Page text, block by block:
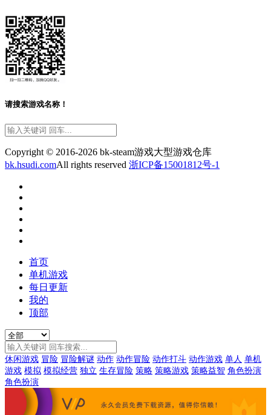
请搜索游戏名称！
Copyright © 2016-2026 bk-steam游戏大型游戏仓库
bk.hsudi.comAll rights reserved 浙ICP备15001812号-1
首页
单机游戏
每日更新
我的
顶部
休闲游戏 冒险 冒险解谜 动作 动作冒险 动作打斗 动作游戏 单人 单机
游戏 模拟 模拟经营 独立 生存冒险 策略 策略游戏 策略益智 角色扮演
角色扮演